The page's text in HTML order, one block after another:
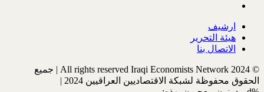
ارشيف
هيئة التحرير
الاتصال بنا
© All rights reserved Iraqi Economists Network 2024 | جميع
الحقوق محفوظة لشبكة الاقتصاديين العراقيين 2024 |